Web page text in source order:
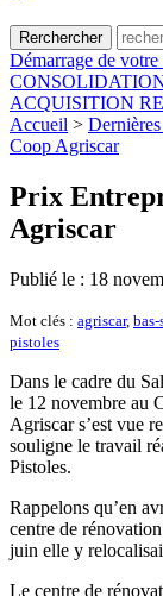
Démarrage de votre
ACQUISITION
Accueil >
Coop Agriscar
Prix
Agriscar
Publié le : 18
Mot clés : agriscar,
pistoles
Dans le cadre du
le 12 novembre au
Agriscar s’est vue
souligne le travail
Pistoles.
Rappelons qu’en
centre de
juin elle y
Le centre de